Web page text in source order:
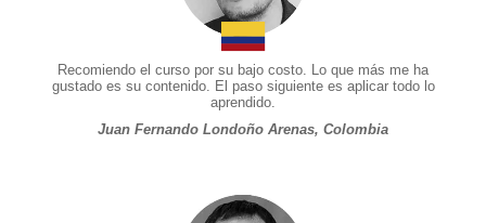
Recomiendo el curso por su bajo costo. Lo que más me ha
gustado es su contenido. El paso siguiente es aplicar todo lo
aprendido.
Juan Fernando Londoño Arenas, Colombia